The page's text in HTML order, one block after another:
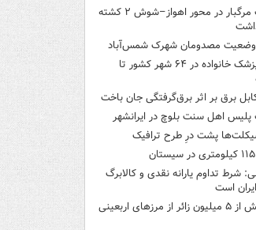
تصادف مرگبار در محور اهواز–شوش ۲ کشته
وضعیت مصدومان شهرک شمس‌آباد
اجرای پزشک خانواده در ۶۴ شهر کشور تا
برق بر اثر برق‌گرفتگی جان باخت
اهل سنت بلوچ در ایرانشهر
پشت درِ طرح ترافیک
شرط تداوم یارانه نقدی و کالابرگ
است
تردد بیش از ۵ میلیون زائر از مرزهای اربعینی